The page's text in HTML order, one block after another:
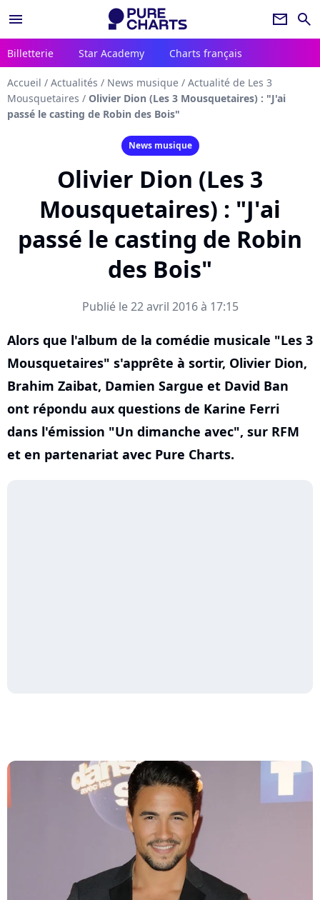
menu newsletter search
Billetterie Star Academy Charts français
Accueil / Actualités / News musique / Actualité de Les 3
Mousquetaires / Olivier Dion (Les 3 Mousquetaires) : "J'ai
passé le casting de Robin des Bois"
News musique
Olivier Dion (Les 3
Mousquetaires) : "J'ai
passé le casting de Robin
des Bois"
Publié le 22 avril 2016 à 17:15
Alors que l'album de la comédie musicale "Les 3
Mousquetaires" s'apprête à sortir, Olivier Dion,
Brahim Zaibat, Damien Sargue et David Ban
ont répondu aux questions de Karine Ferri
dans l'émission "Un dimanche avec", sur RFM
et en partenariat avec Pure Charts.